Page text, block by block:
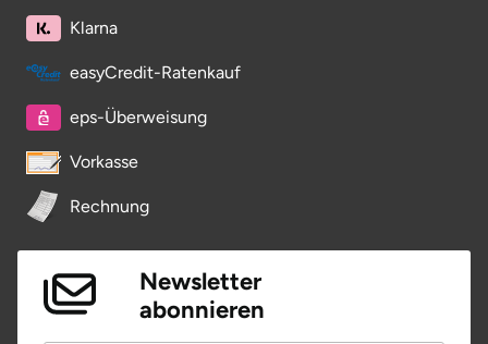
Klarna
easyCredit-Ratenkauf
eps-Überweisung
Vorkasse
Rechnung
Newsletter
abonnieren
Passau
Pinneberg
Pirna
Potsdam